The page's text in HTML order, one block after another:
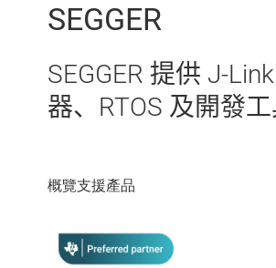
SEGGER
SEGGER 提供 J-
器、RTOS 及開發